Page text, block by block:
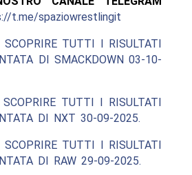
t.me/spaziowrestlingit
TUTTI I RISULTATI
DI SMACKDOWN 03-10-
TUTTI I RISULTATI
DI NXT 30-09-2025.
TUTTI I RISULTATI
DI RAW 29-09-2025.